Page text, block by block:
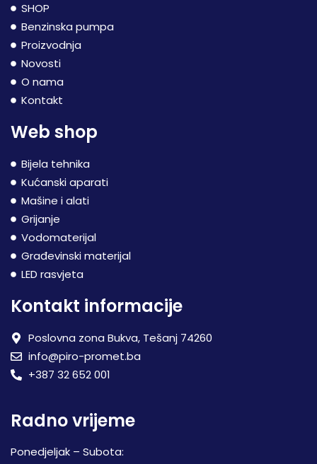
SHOP
Benzinska pumpa
Proizvodnja
Novosti
O nama
Kontakt
Web shop
Bijela tehnika
Kućanski aparati
Mašine i alati
Grijanje
Vodomaterijal
Građevinski materijal
LED rasvjeta
Kontakt informacije
Poslovna zona Bukva, Tešanj 74260
info@piro-promet.ba
+387 32 652 001
Radno vrijeme
Ponedjeljak – Subota: